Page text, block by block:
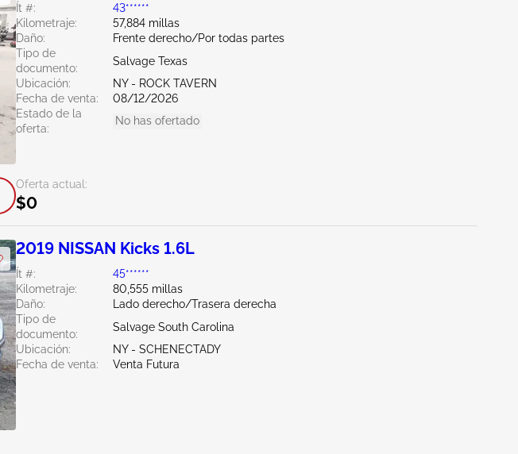
Ít #:
43******
Kilometraje:
57,884 millas
Daño:
Frente derecho/Por todas partes
Tipo de
documento:
Salvage Texas
Ubicación:
NY - ROCK TAVERN
Fecha de venta:
08/12/2026
Estado de la
oferta:
No has ofertado
Oferta actual:
$0
2019 NISSAN Kicks 1.6L
Ít #:
45******
Kilometraje:
80,555 millas
Daño:
Lado derecho/Trasera derecha
Tipo de
documento:
Salvage South Carolina
Ubicación:
NY - SCHENECTADY
Fecha de venta:
Venta Futura